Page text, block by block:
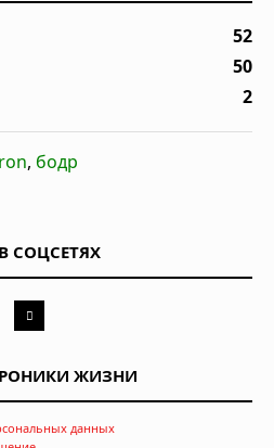
52
50
2
, бодр
СОЦСЕТЯХ
ЖИЗНИ
данных